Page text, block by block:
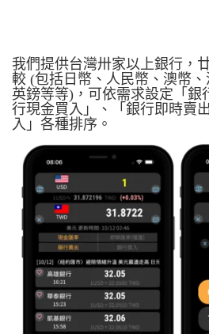
我們提供台灣卅家以上銀行，
較 (包括日幣、人民幣、澳幣、
英鎊等等)，可依需求設定「銀
行現金買入」、「銀行即時賣
入」各種排序。